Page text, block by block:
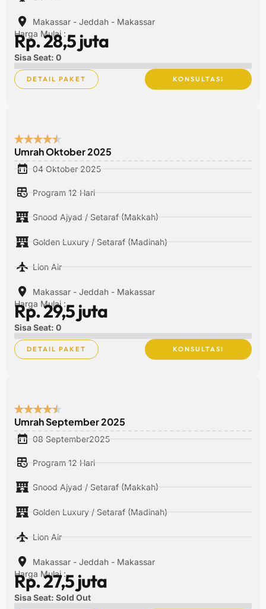
Makassar - Jeddah - Makassar
Harga Mulai :
Rp. 28,5 juta
Sisa Seat: 0
DETAIL PAKET KONSULTASI
Umrah Oktober 2025
04 Oktober 2025
Program 12 Hari
Snood Ajyad / Setaraf (Makkah)
Golden Luxury / Setaraf (Madinah)
Lion Air
Makassar - Jeddah - Makassar
Harga Mulai :
Rp. 29,5 juta
Sisa Seat: 0
DETAIL PAKET KONSULTASI
Umrah September 2025
08 September2025
Program 12 Hari
Snood Ajyad / Setaraf (Makkah)
Golden Luxury / Setaraf (Madinah)
Lion Air
Makassar - Jeddah - Makassar
Harga Mulai :
Rp. 27,5 juta
Sisa Seat: Sold Out